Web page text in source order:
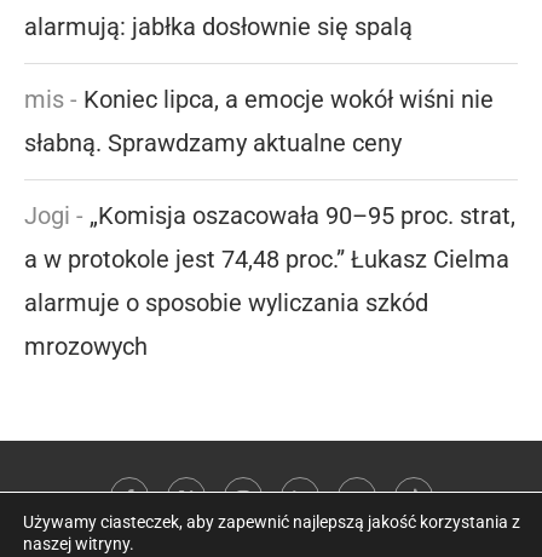
alarmują: jabłka dosłownie się spalą
mis - Koniec lipca, a emocje wokół wiśni nie
słabną. Sprawdzamy aktualne ceny
Jogi - „Komisja oszacowała 90–95 proc. strat,
a w protokole jest 74,48 proc.” Łukasz Cielma
alarmuje o sposobie wyliczania szkód
mrozowych
Używamy ciasteczek, aby zapewnić najlepszą jakość korzystania z
naszej witryny.